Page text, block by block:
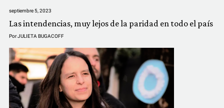
PRODUCTOS
COMUNIDAD
septiembre 5, 2023
Las intendencias, muy lejos de la paridad en todo el país
PorJULIETA BUGACOFF